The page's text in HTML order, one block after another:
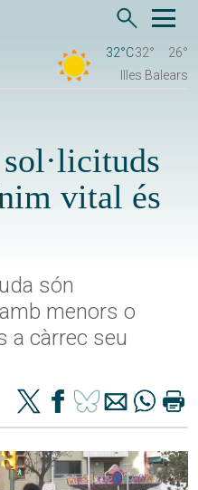
32°C32°
26°
Illes Balears
vital és
són
menors o
a càrrec seu